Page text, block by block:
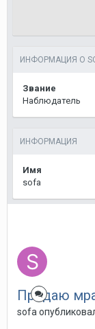
ИНФОРМАЦИЯ О
Звание
Наблюдатель
ИНФОРМАЦИЯ
Имя
sofa
Продаю
sofa